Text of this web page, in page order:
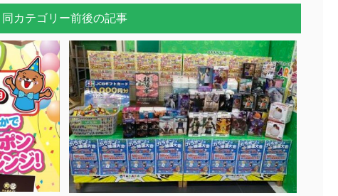
同カテゴリー前後の記事